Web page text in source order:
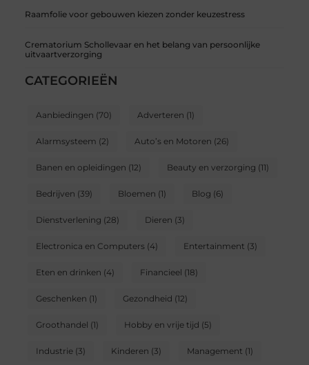
Raamfolie voor gebouwen kiezen zonder keuzestress
Crematorium Schollevaar en het belang van persoonlijke
uitvaartverzorging
CATEGORIEËN
Aanbiedingen (70) Adverteren (1)
Alarmsysteem (2) Auto’s en Motoren (26)
Banen en opleidingen (12) Beauty en verzorging (11)
Bedrijven (39) Bloemen (1) Blog (6)
Dienstverlening (28) Dieren (3)
Electronica en Computers(4) Entertainment (3)
Eten en drinken (4) Financieel (18)
Geschenken (1) Gezondheid (12)
Groothandel (1) Hobby en vrije tijd (5)
Industrie(3) Kinderen (3) Management (1)